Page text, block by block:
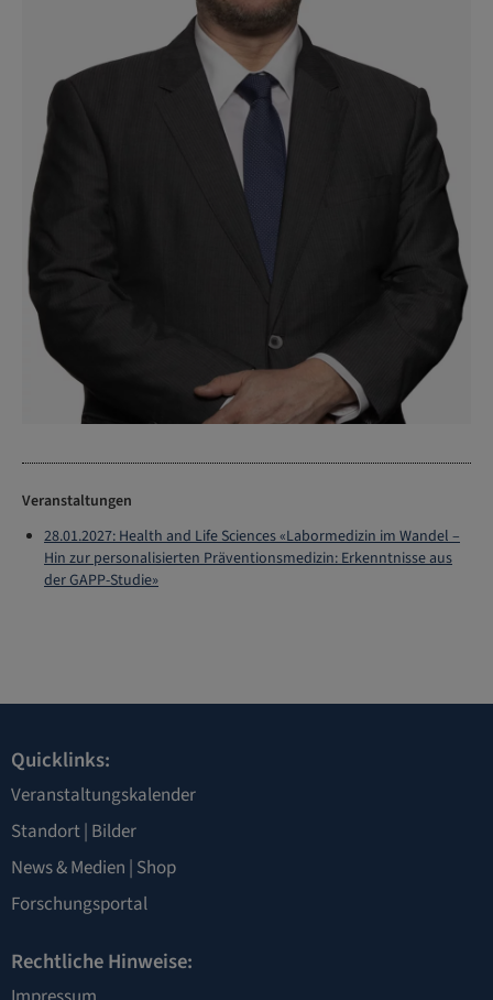
Veranstaltungen
28.01.2027: Health and Life Sciences «Labormedizin im Wandel –
Hin zur personalisierten Präventionsmedizin: Erkenntnisse aus
der GAPP-Studie»
Quicklinks:
Veranstaltungskalender
Standort| Bilder
News & Medien | Shop
Forschungsportal
Rechtliche Hinweise: